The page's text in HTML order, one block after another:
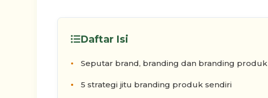
Daftar Isi
Seputar brand, branding dan branding produk
5 strategi jitu branding produk sendiri